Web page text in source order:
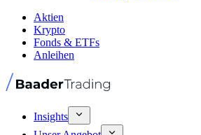
Aktien
Krypto
Fonds & ETFs
Anleihen
Insights